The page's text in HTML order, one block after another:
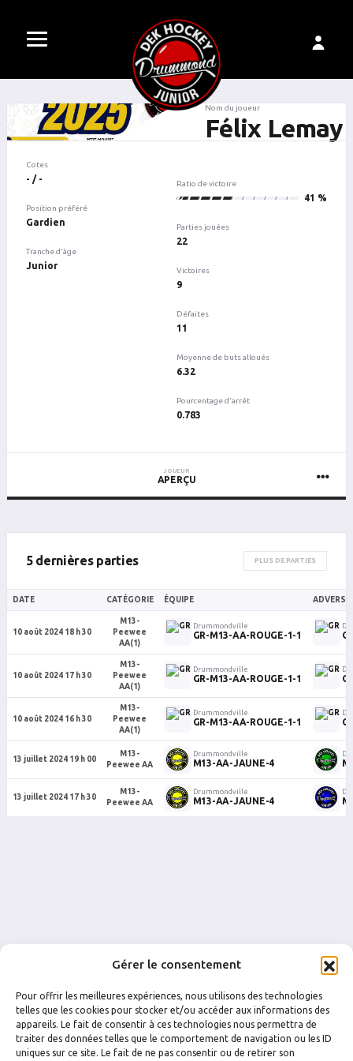
Gérer le consentement
Pour offrir les meilleures expériences, nous utilisons des technologies
telles que les cookies pour stocker et/ou accéder aux informations des
appareils. Le fait de consentir à ces technologies nous permettra de
traiter des données telles que le comportement de navigation ou les ID
uniques sur ce site. Le fait de ne pas consentir ou de retirer son
Nom du joueur
Félix Lemay
Cotes
- / -
Position préféré
Gardien
Tranche d'âge
Junior
Ratio de victoire
9 41 %
Parties jouées
22
Victoires
9
Défaites
11
Moyenne de buts alloués
6.32
Pourcentage d'arrêt
0.783
JOUEUR
APERÇU
5 dernières parties PLUS DE PARTIES
DATE CATÉGORIE ÉQUIPE
10 août 2024 18 h 30
M13-
Peewee
AA(1)
Drummondville
GR-M13-AA-ROUGE-1-1
10 août 2024 17 h 30
M13-
Peewee
AA(1)
Drummondville
GR-M13-AA-ROUGE-1-1
10 août 2024 16 h 30
M13-
Peewee
AA(1)
Drummondville
GR-M13-AA-ROUGE-1-1
13 juillet 2024 19 h 00
M13-
Peewee AA
Drummondville
M13-AA-JAUNE-4
13 juillet 2024 17 h 30
M13-
Peewee AA
Drummondville
M13-AA-JAUNE-4
INSTAGRAM